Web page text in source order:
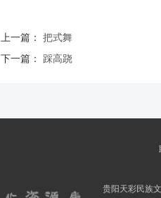
上一篇： 把式舞
下一篇： 踩高跷
贵阳天彩民族